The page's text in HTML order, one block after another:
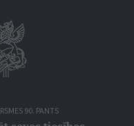
90. PANTS